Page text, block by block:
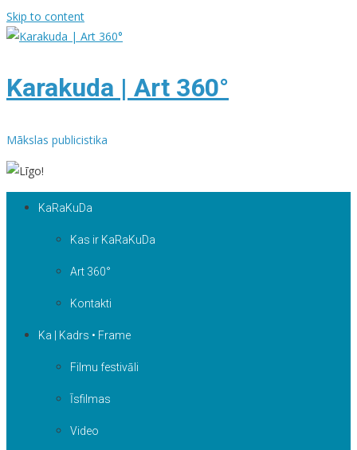
Skip to content
Karakuda | Art 360°
Mākslas publicistika
KaRaKuDa
Kas ir KaRaKuDa
Art 360°
Kontakti
Ka | Kadrs • Frame
Filmu festivāli
Īsfilmas
Video